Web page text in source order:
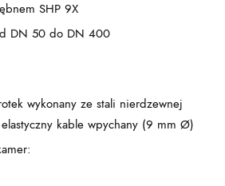
SHP 9X
DN 50 do DN 400
wykonany ze stali nierdzewnej
kable wpychany (9 mm Ø)